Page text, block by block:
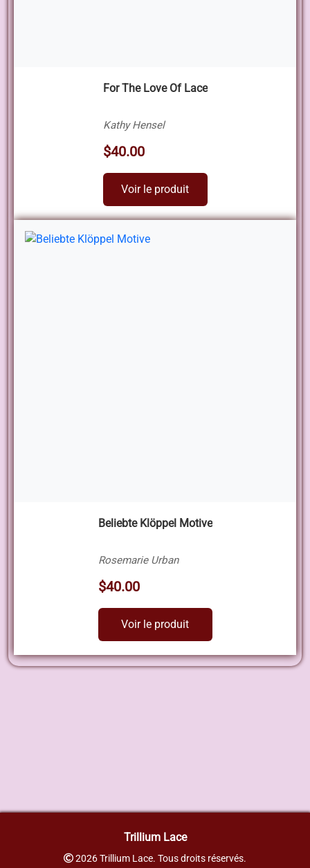
For The Love Of Lace
Kathy Hensel
$40.00
Voir le produit
Beliebte Klöppel Motive
Rosemarie Urban
$40.00
Voir le produit
Trillium Lace
2026 Trillium Lace. Tous droits réservés.